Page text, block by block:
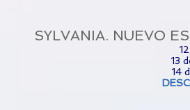
SYLVANIA. NUEVO
13
14